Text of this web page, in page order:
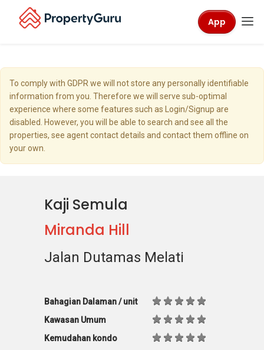
App
To comply with GDPR we will not store any personally identifiable
information from you. Therefore we will serve sub-optimal
experience where some features such as Login/Signup are
disabled. However, you will be able to search and see all the
properties, see agent contact details and contact them offline on
your own.
Kaji Semula
Miranda Hill
Jalan Dutamas Melati
Bahagian Dalaman / unit
Kawasan Umum
Kemudahan kondo